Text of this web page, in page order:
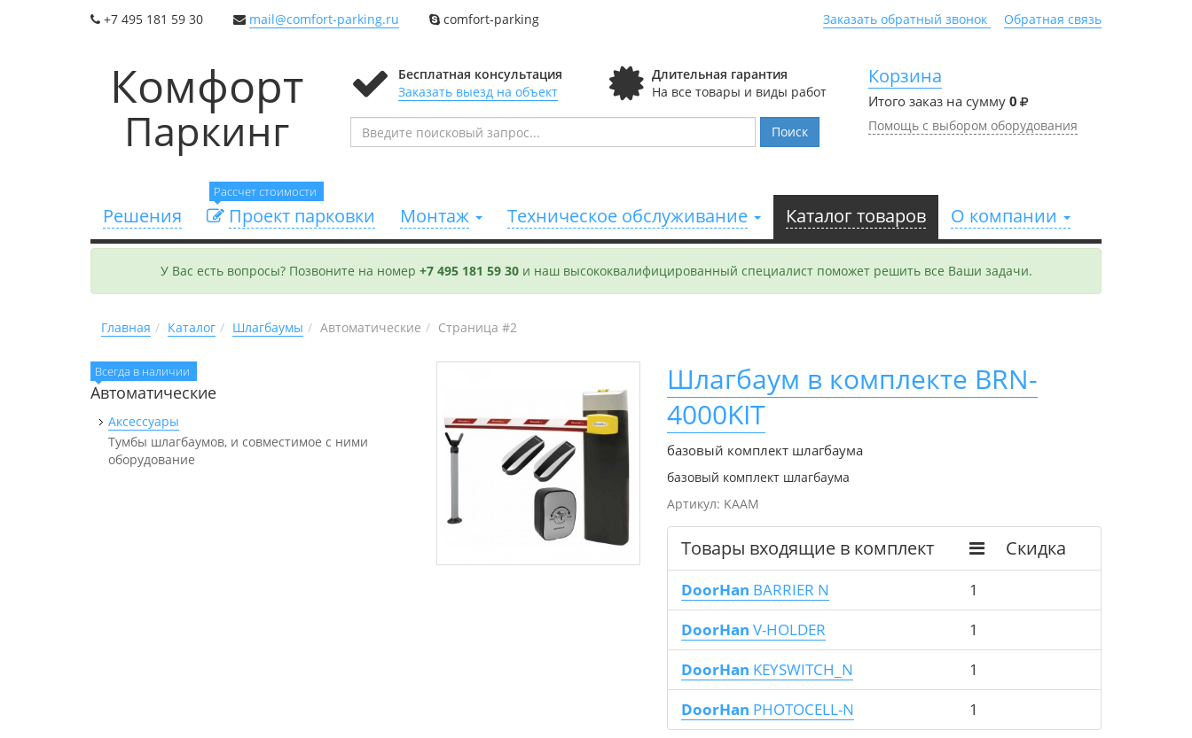
+7 495 181 59 30 mail@comfort-parking.ru comfort-parking Заказать обратный звонок Обратная связь
Комфорт
Паркинг
Бесплатная консультация
Заказать выезд на объект
Длительная гарантия
На все товары и виды работ
Поиск
Корзина
Итого заказ на сумму0
Помощь с выбором оборудования
Решения
Рассчет стоимости
Проект парковки Монтаж Техническое обслуживание Каталог товаров О компании
У Вас есть вопросы? Позвоните на номер +7 495 181 59 30и наш высококвалифицированный специалист поможет решить все Ваши задачи.
Главная Каталог Шлагбаумы Автоматические Страница #2
Всегда в наличии
Автоматические
Аксессуары
Тумбы шлагбаумов, и совместимое с ними
оборудование
Шлагбаум в комплекте BRN-
4000KIT
базовый комплект шлагбаума
базовый комплект шлагбаума
Артикул: KAAM
Товары входящие в комплект Скидка
DoorHan BARRIER N
1
DoorHan V-HOLDER
1
DoorHan KEYSWITCH_N
1
DoorHan PHOTOCELL-N 1